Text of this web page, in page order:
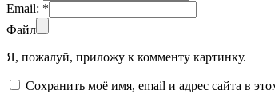
Email: *
Файл
Я, пожалуй, приложу к комменту картинку.
Сохранить моё имя, email и адрес сайта в